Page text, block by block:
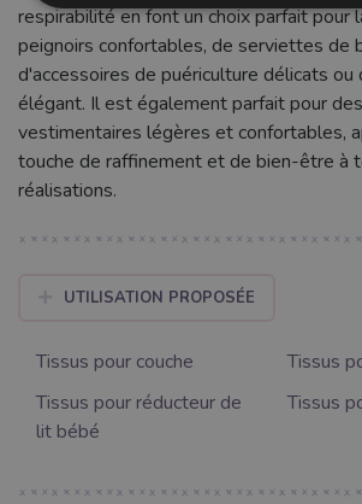
respirabilité en font un choix parfait pour
peignoirs confortables, de serviettes de
d'accessoires de puériculture délicats ou
élégant. Il est également parfait pour
vestimentaires légères et confortables,
touche de raffinement et de bien-être à
réalisations.
UTILISATION PROPOSÉE
Tissus pour couche
Tissus
Tissus pour réducteur de
lit bébé
Tissus